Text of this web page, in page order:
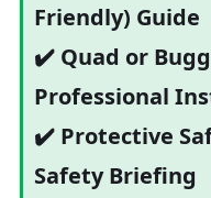
Friendly) Guide
✔️ Quad or
Professional
✔️ Protective
Safety Briefing